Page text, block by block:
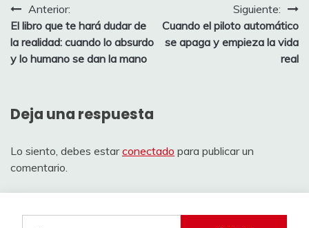
Navegación
de
entradas
Anterior:
El libro que te hará dudar de
la realidad: cuando lo absurdo
y lo humano se dan la mano
Siguiente:
Cuando el piloto automático
se apaga y empieza la vida
real
Deja una respuesta
Lo siento, debes estarconectado para publicar un
comentario.